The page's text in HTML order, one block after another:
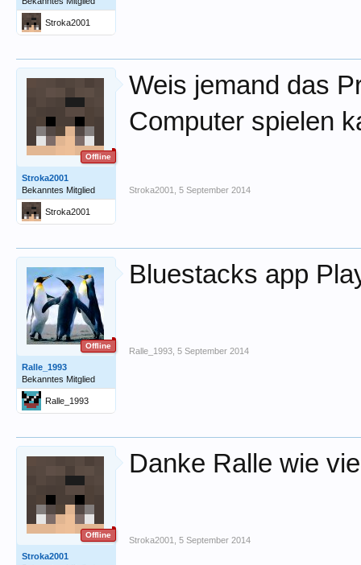
Stroka2001
Offline
Stroka2001
Bekanntes Mitglied
Stroka2001
Weis jemand das
Computer spielen
Stroka2001 5 September 2014
Offline
Ralle_1993
Bekanntes Mitglied
Ralle_1993
Bluestacks app
Ralle_1993 5 September 2014
Offline
Stroka2001
Danke Ralle wie
Stroka2001 5 September 2014